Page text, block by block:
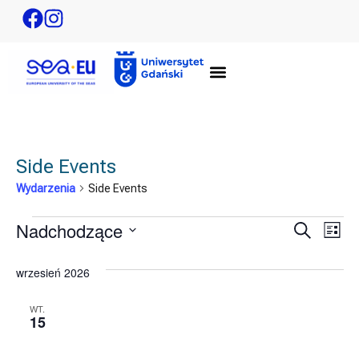
Side Events
Wydarzenia Side Events
Szukaj
Lista
Nadchodzące
wrzesień 2026
WT.
15